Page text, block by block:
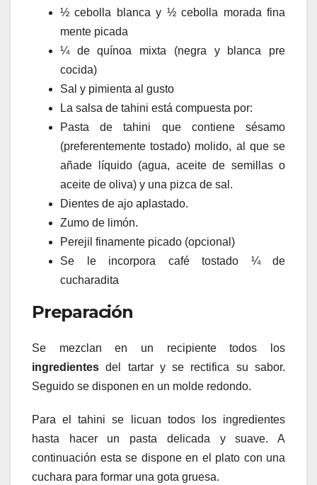
½ cebolla blanca y ½ cebolla morada fina
mente picada
¼ de quínoa mixta (negra y blanca pre
cocida)
Sal y pimienta al gusto
La salsa de tahini está compuesta por:
Pasta de tahini que contiene sésamo
(preferentemente tostado) molido, al que se
añade líquido (agua, aceite de semillas o
aceite de oliva) y una pizca de sal.
Dientes de ajo aplastado.
Zumo de limón.
Perejil finamente picado (opcional)
Se le incorpora café tostado ¼ de
cucharadita
Preparación
Se mezclan en un recipiente todos los
ingredientes del tartar y se rectifica su sabor.
Seguido se disponen en un molde redondo.
Para el tahini se licuan todos los ingredientes
hasta hacer un pasta delicada y suave. A
continuación esta se dispone en el plato con una
cuchara para formar una gota gruesa.